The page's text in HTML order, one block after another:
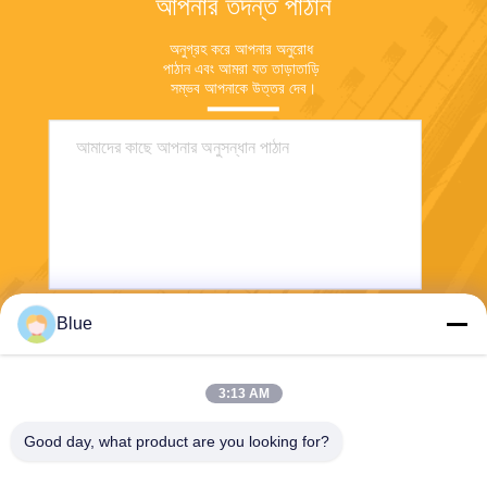
আপনার তদন্ত পাঠান
অনুগ্রহ করে আপনার অনুরোধ
পাঠান এবং আমরা যত তাড়াতাড়ি
সম্ভব আপনাকে উত্তর দেব।
Blue
3:13 AM
Good day, what product are you looking for?